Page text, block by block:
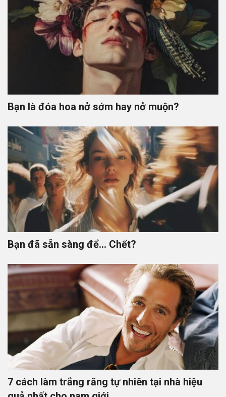
Bạn là đóa hoa nở sớm hay nở muộn?
Bạn đã sẵn sàng để… Chết?
7 cách làm trắng răng tự nhiên tại nhà hiệu